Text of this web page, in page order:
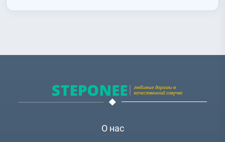
Чхохи (Lee Cho Hee),Нам Джухёк (Nam Joo Hyuk),О Юнхон
Sub),Чи Хаюн (Ji Ha Yoon),Чо Бёнгю (Cho Byeong Gyu),Чо
(Jung In Seo),Чон Мисон (Jeon Mi Sun),Чон Номин (Jun Noh
Чон Суён (Jung Soo Young),Чхве Дэчхоль (Choi Dae
Чхве Хёын (Choi Hyo Eun)
О нас